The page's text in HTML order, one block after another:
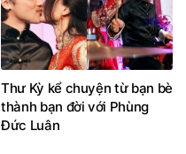
Thư Kỳ kể chuyện từ bạn bè
thành bạn đời với Phùng
Đức Luân